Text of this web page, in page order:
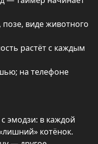
виде животного
растёт с каждым
на телефоне
эмодзи: в каждой
котёнок.